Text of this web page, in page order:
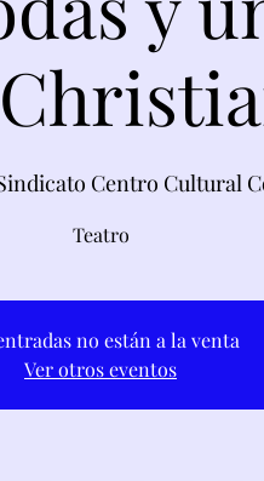
Centro Cultural
Teatro
no están a la venta
Ver otros eventos